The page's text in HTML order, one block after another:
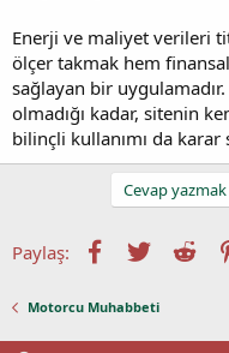
Enerji ve maliyet verileri
ölçer takmak hem
sağlayan bir
olmadığı kadar, sitenin
bilinçli kullanımı da
Cevap
Paylaş: Facebook
Twitter
Motorcu Muhabbeti